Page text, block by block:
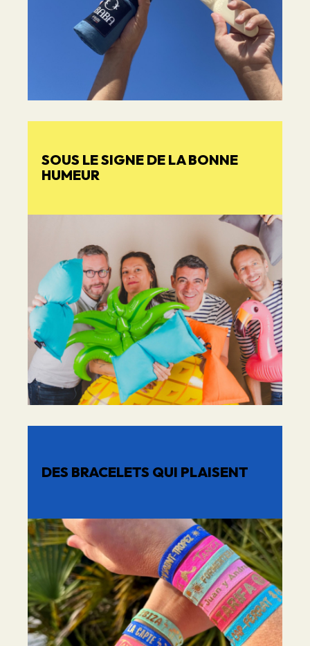
SOUS LE SIGNE DE LA BONNE
HUMEUR
DES BRACELETS QUI PLAISENT